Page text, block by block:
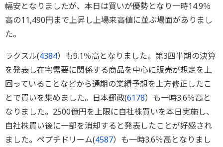
幅安となりましたが、本日は買いが優勢となり一時14.9％
高の11,490円まで上昇し上場来高値に並ぶ場面がありまし
た。
ラクスル(4384）も9.1％高となりました。第3四半期の決算
を発表し在宅需要に関係する商品を中心に販売が想定を上
回っていることなどから通期の業績予想を上方修正したこ
とで買いを集めました。日本郵政(6178）も一時3.6％高と
なりました。2500億円を上限に自社株買いを本日実施し、
自社株買い後に一部を消却すると発表したことが好感され
ました。ペプチドリーム(4587）も一時3.6％高となりまし